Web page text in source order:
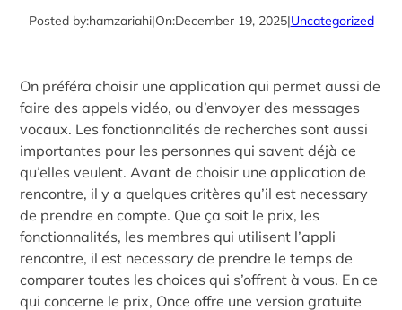
Posted by:hamzariahi|On:December 19, 2025|Uncategorized
On préféra choisir une application qui permet aussi de
faire des appels vidéo, ou d’envoyer des messages
vocaux. Les fonctionnalités de recherches sont aussi
importantes pour les personnes qui savent déjà ce
qu’elles veulent. Avant de choisir une application de
rencontre, il y a quelques critères qu’il est necessary
de prendre en compte. Que ça soit le prix, les
fonctionnalités, les membres qui utilisent l’appli
rencontre, il est necessary de prendre le temps de
comparer toutes les choices qui s’offrent à vous. En ce
qui concerne le prix, Once offre une version gratuite